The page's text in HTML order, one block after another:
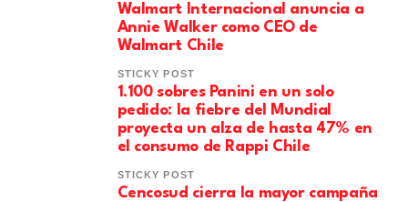
Walmart Internacional anuncia a
Annie Walker como CEO de
Walmart Chile
STICKY POST
1.100 sobres Panini en un solo
pedido: la fiebre del Mundial
proyecta un alza de hasta 47% en
el consumo de Rappi Chile
STICKY POST
Cencosud cierra la mayor campaña